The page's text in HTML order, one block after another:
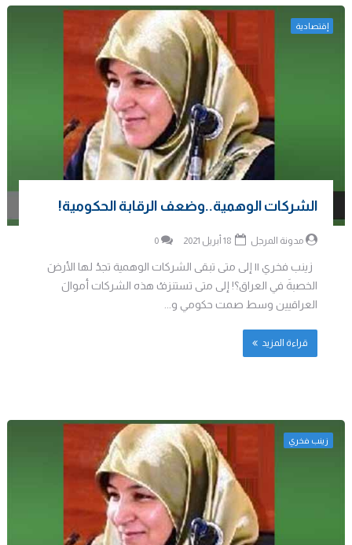
إقتصادية
الشركات الوهمية..وضعف الرقابة الحكومية!
مدونة المرجل 0
زينب فخري || إلى متى تبقى الشركات الوهمية تجدُ لها الأرضَ
الخصبةَ في العراق؟! إلى متى تستنزفُ هذه الشركات أموالَ
العراقيين وسط صمت حكومي و...
قراءة المزيد
زينب فخري